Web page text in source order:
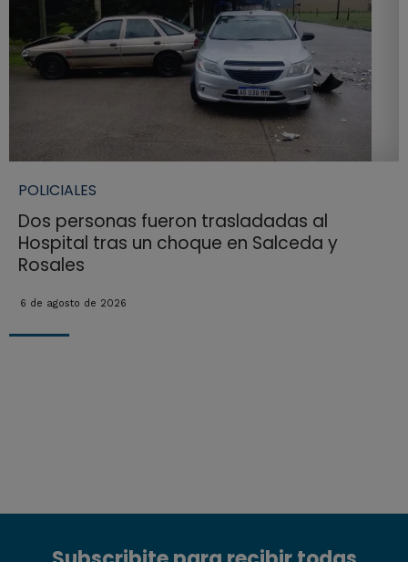
POLICIALES
Dos personas fueron trasladadas al
Hospital tras un choque en Salceda y
Rosales
6 de agosto de 2026